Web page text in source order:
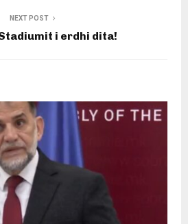
NEXT POST
i erdhi dita!